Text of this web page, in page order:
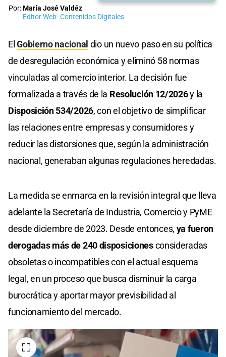
Por:María José Valdéz
Editor Web- Contenidos Digitales
ElGobierno nacional dio un nuevo paso en su política
de desregulación económica y eliminó 58 normas
vinculadas al comercio interior. La decisión fue
formalizada a través de la Resolución 12/2026y la
Disposición 534/2026, con el objetivo de simplificar
las relaciones entre empresas y consumidores y
reducir las distorsiones que, según la administración
nacional, generaban algunas regulaciones heredadas.
La medida se enmarca en la revisión integral que lleva
adelante la Secretaría de Industria, Comercio y PyME
desde diciembre de 2023. Desde entonces, ya fueron
derogadas más de 240 disposicionesconsideradas
obsoletas o incompatibles con el actual esquema
legal, en un proceso que busca disminuir la carga
burocrática y aportar mayor previsibilidad al
funcionamiento del mercado.